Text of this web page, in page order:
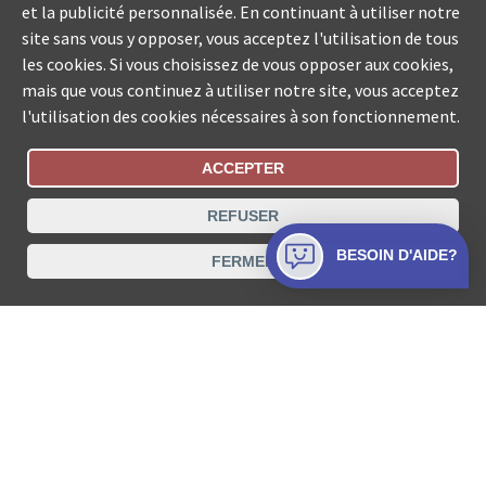
Statut De La Commande
Recherche des offices de Suisse
Protection des données Mentions légales
Conditions d’utilisation Contact
et la publicité personnalisée. En continuant à utiliser notre
site sans vous y opposer, vous acceptez l'utilisation de tous
les cookies. Si vous choisissez de vous opposer aux cookies,
mais que vous continuez à utiliser notre site, vous acceptez
l'utilisation des cookies nécessaires à son fonctionnement.
ACCEPTER
REFUSER
FERMER BESOIN D'AIDE?